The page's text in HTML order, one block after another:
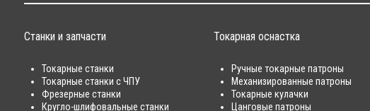
Станки и запчасти
Токарные станки
Токарные станки с ЧПУ
Фрезерные станки
Кругло-шлифовальные станки
Токарная оснастка
Ручные токарные патроны
Механизированные патроны
Токарные кулачки
Цанговые патроны